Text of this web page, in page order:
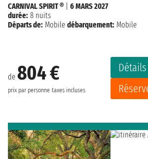
de 804 €
prix par personne taxes incluses
Détails
CARNIVAL SPIRIT ®
6 MARS 2027
durée: 8 nuits
Départs de: Mobile débarquement: Mobile